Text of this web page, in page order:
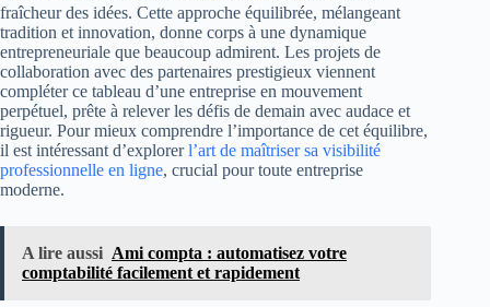
fraîcheur des idées. Cette approche équilibrée, mélangeant
tradition et innovation, donne corps à une dynamique
entrepreneuriale que beaucoup admirent. Les projets de
collaboration avec des partenaires prestigieux viennent
compléter ce tableau d’une entreprise en mouvement
perpétuel, prête à relever les défis de demain avec audace et
rigueur. Pour mieux comprendre l’importance de cet équilibre,
il est intéressant d’explorerl’art de maîtriser sa visibilité
professionnelle en ligne, crucial pour toute entreprise
moderne.
A lire aussi Ami compta : automatisez votre
comptabilité facilement et rapidement